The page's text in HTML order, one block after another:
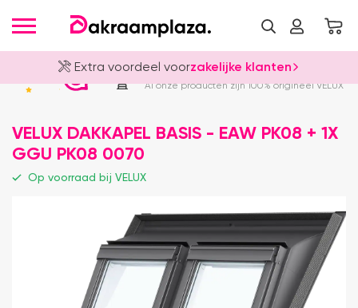
Extra voordeel voorzakelijke klanten
Officieel VELUX Dealer
Al onze producten zijn 100% origineel VELUX
VELUX DAKKAPEL BASIS - EAW PK08 + 1X
GGU PK08 0070
Op voorraad bij VELUX